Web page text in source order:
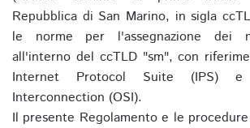
Repubblica di San Marino, in sigla
le norme per l'assegnazione dei
all'interno del ccTLD "sm", con
Internet Protocol Suite (IPS) e
Interconnection (OSI).
Il presente Regolamento e le